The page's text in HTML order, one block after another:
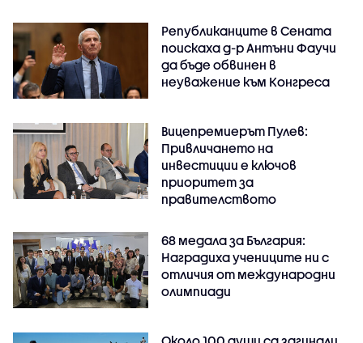
Републиканците в Сената
поискаха д-р Антъни Фаучи
да бъде обвинен в
неуважение към Конгреса
Вицепремиерът Пулев:
Привличането на
инвестиции е ключов
приоритет за
правителството
68 медала за България:
Наградиха учениците ни с
отличия от международни
олимпиади